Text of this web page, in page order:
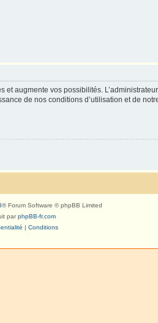
augmente vos possibilités.
de nos conditions d’utilisation et de
® Forum Software © phpBB Limited
parphpBB-fr.com
| Conditions